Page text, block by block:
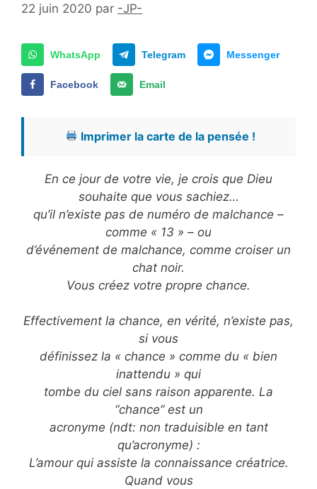
22 juin 2020 par -JP-
WhatsApp Telegram Messenger
Facebook Email
Imprimer la carte de la pensée !
En ce jour de votre vie, je crois que Dieu
souhaite que vous sachiez…
qu’il n’existe pas de numéro de malchance –
comme « 13 » – ou
d’événement de malchance, comme croiser un
chat noir.
Vous créez votre propre chance.
Effectivement la chance, en vérité, n’existe pas,
si vous
définissez la « chance » comme du « bien
inattendu » qui
tombe du ciel sans raison apparente. La
“chance” est un
acronyme (ndt: non traduisible en tant
qu’acronyme) :
L’amour qui assiste la connaissance créatrice.
Quand vous